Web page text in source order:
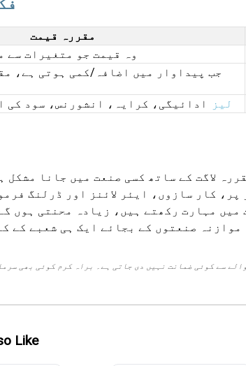
مقررہ قیمت
وہ قیمت جو متغیرات سے
جب پیداوار میں اضافہ/کمی ہوتی ہے،
لیز ادائیگی، کرایہ، انشورنس، سود کی
لاگت کے ساتھ کسی صنعت میں جانا
کار سازوں، ایئر لائنز اور ڈرلنگ
مہارت رکھتے ہیں، زیادہ محنتی ہوں
صنعتوں کے بجائے ایک ہی شعبے کے
سے کوئی ضمانت نہیں دی جاتی ہے۔ براہ کرم کوئی بھی
Like